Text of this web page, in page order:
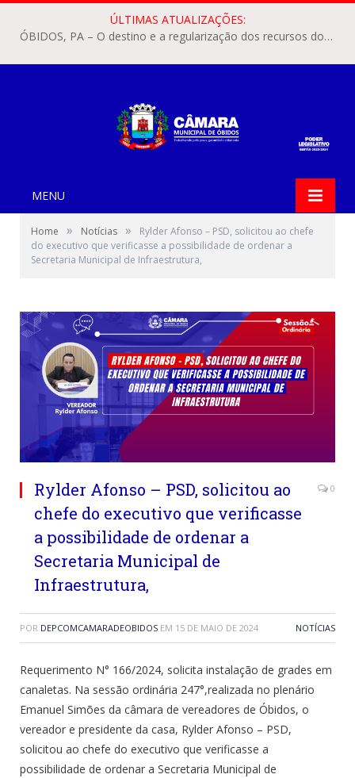
ÚLTIMAS ATUALIZAÇÕES:
ÓBIDOS, PA – O destino e a regularização dos recursos dos Precatórios do FUNDEF (Fundo de Manutenção e Desenvolvimento do Ensino Fundamental e de Valorização do Magistério) voltaram a pautar as discussões na Câmara Municipal de Óbidos.
MENU
Home » Notícias »
Rylder Afonso – PSD, solicitou ao chefe
do executivo que verificasse a possibilidade de ordenar a
Secretaria Municipal de Infraestrutura,
Rylder Afonso – PSD, solicitou ao
chefe do executivo que verificasse
a possibilidade de ordenar a
Secretaria Municipal de
Infraestrutura,
0
POR DEPCOMCAMARADEOBIDOS EM 15 DE MAIO DE 2024 NOTÍCIAS
Requerimento N° 166/2024, solicita instalação de grades em
canaletas. Na sessão ordinária 247°,realizada no plenário
Emanuel Simões da câmara de vereadores de Óbidos, o
vereador e presidente da casa, Rylder Afonso – PSD,
solicitou ao chefe do executivo que verificasse a
possibilidade de ordenar a Secretaria Municipal de